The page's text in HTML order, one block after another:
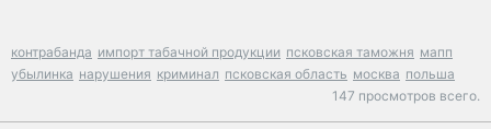
контрабанда импорт табачной продукции псковская таможня мапп
убылинка нарушения криминал псковская область москва польша
147 просмотров всего.